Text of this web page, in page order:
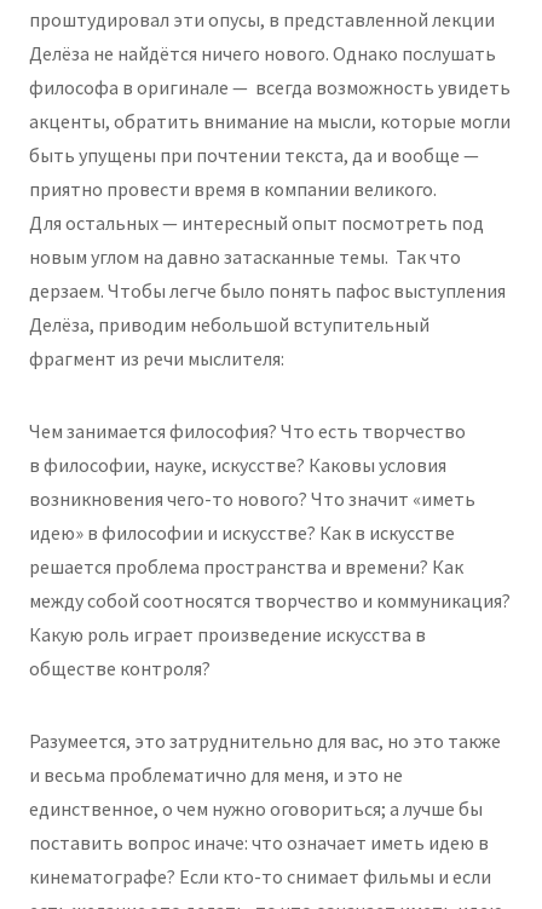
проштудировал эти опусы, в представленной лекции
Делёза не найдётся ничего нового. Однако послушать
философа в оригинале — всегда возможность увидеть
акценты, обратить внимание на мысли, которые могли
быть упущены при почтении текста, да и вообще —
приятно провести время в компании великого.
Для остальных — интересный опыт посмотреть под
новым углом на давно затасканные темы. Так что
дерзаем. Чтобы легче было понять пафос выступления
Делёза, приводим небольшой вступительный
фрагмент из речи мыслителя:
Чем занимается философия? Что есть творчество
в философии, науке, искусстве? Каковы условия
возникновения чего-то нового? Что значит «иметь
идею» в философии и искусстве? Как в искусстве
решается проблема пространства и времени? Как
между собой соотносятся творчество и коммуникация?
Какую роль играет произведение искусства в
обществе контроля?
Разумеется, это затруднительно для вас, но это также
и весьма проблематично для меня, и это не
единственное, о чем нужно оговориться; а лучше бы
поставить вопрос иначе: что означает иметь идею в
кинематографе? Если кто-то снимает фильмы и если